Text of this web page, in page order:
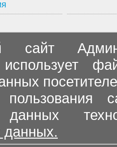
сайт
использует
пользования
данных
данных.